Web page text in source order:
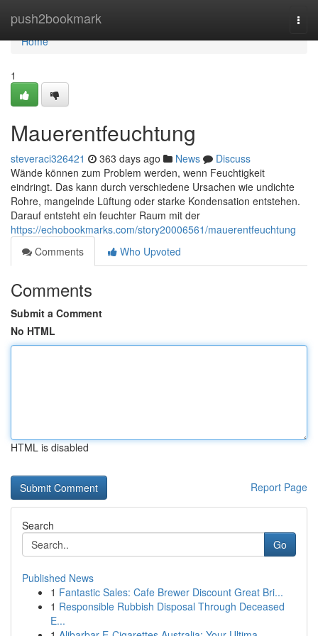
push2bookmark
Home
Home
1
Mauerentfeuchtung
steveraci326421 363 days ago News
Discuss
Wände können zum Problem werden, wenn Feuchtigkeit
eindringt. Das kann durch verschiedene Ursachen wie undichte
Rohre, mangelnde Lüftung oder starke Kondensation entstehen.
Darauf entsteht ein feuchter Raum mit der
https://echobookmarks.com/story20006561/mauerentfeuchtung
Comments
Who Upvoted
Comments
Submit a Comment
No HTML
HTML is disabled
Report Page
Search
Go
Published News
1 Fantastic Sales: Cafe Brewer Discount Great Bri...
1 Responsible Rubbish Disposal Through Deceased
E...